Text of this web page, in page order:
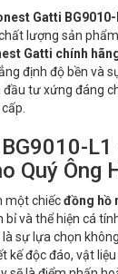
Gatti BG9010-
lượng sản
Gatti chính
định độ bền và
đầu tư xứng đáng
Quý Ông
một chiếcđồng hồ
và thể hiện cá
sự lựa chọn
kế độc đáo, vật